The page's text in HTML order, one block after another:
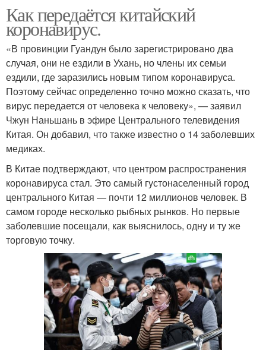
Как передаётся китайский
коронавирус.
«В провинции Гуандун было зарегистрировано два
случая, они не ездили в Ухань, но члены их семьи
ездили, где заразились новым типом коронавируса.
Поэтому сейчас определенно точно можно сказать, что
вирус передается от человека к человеку», — заявил
Чжун Наньшань в эфире Центрального телевидения
Китая. Он добавил, что также известно о 14 заболевших
медиках.
В Китае подтверждают, что центром распространения
коронавируса стал. Это самый густонаселенный город
центрального Китая — почти 12 миллионов человек. В
самом городе несколько рыбных рынков. Но первые
заболевшие посещали, как выяснилось, одну и ту же
торговую точку.